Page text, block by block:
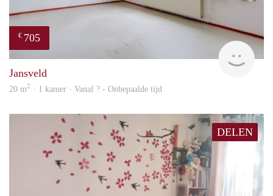
€ 705
Jansveld
20 m2 · 1 kamer · Vanaf ? - Onbepaalde tijd
DELEN